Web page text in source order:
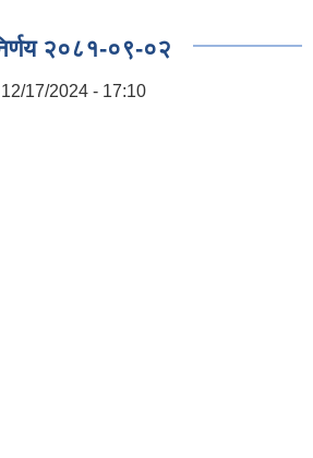
२०८१-०९-०२
17/2024 - 17:10